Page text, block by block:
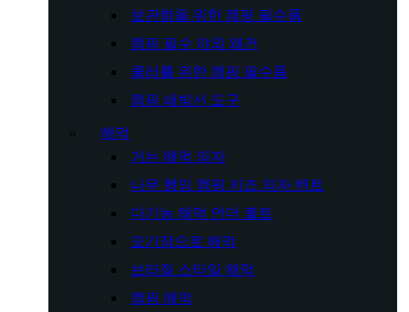
보관함을 위한 캠핑 필수품
캠핑 필수 야외 왜건
쿨러를 위한 캠핑 필수품
캠핑 쇄빙선 도구
해먹
거는 해먹 의자
나무 행잉 캠핑 키즈 의자 텐트
다기능 해먹 언더 퀼트
모기장으로 해먹
브라질 스타일 해먹
캠핑 해먹